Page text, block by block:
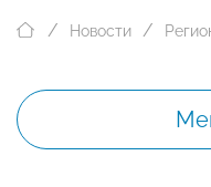
Новости